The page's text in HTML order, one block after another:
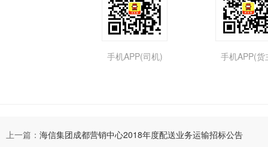
手机APP(司机) 手机APP(货
上一篇： 海信集团成都营销中心2018年度配送业务运输招标公告